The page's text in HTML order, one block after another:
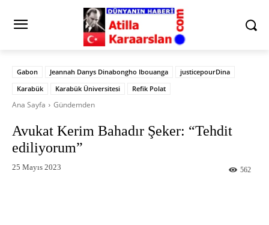
Gabon Jeannah Danys Dinabongho Ibouanga
justicepourDina
Karabük
Karabük Üniversitesi Refik Polat
Ana Sayfa Gündemden
Avukat Kerim Bahadır Şeker: “Tehdit
ediliyorum”
25 Mayıs 2023 562